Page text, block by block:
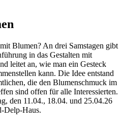
Blumen? An drei Samstagen gibt
in das Gestalten mit
leitet an, wie man ein Gesteck
kann. Die Idee entstand
die den Blumenschmuck im
sind offen für alle Interessierten.
den 11.04., 18.04. und 25.04.26
Delp-Haus.